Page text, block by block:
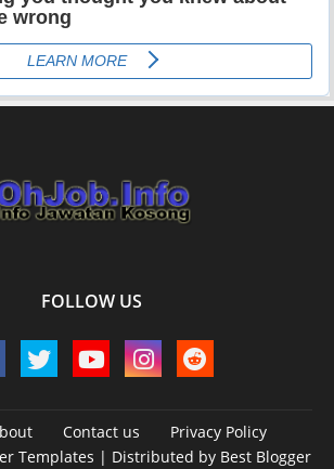
FOLLOW US
Contact us
Privacy Policy
Templates | Distributed by Best Blogger